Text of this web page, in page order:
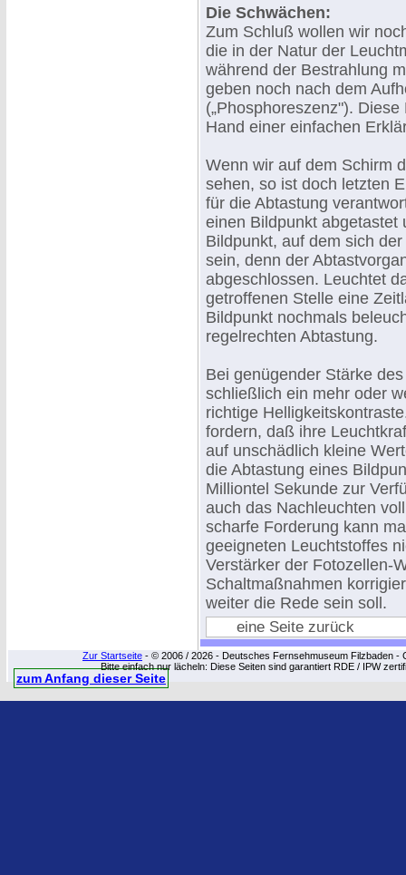
Die Schwächen:
Zum Schluß wollen wir
die in der Natur der
während der Bestrahlung
geben noch nach dem
(„Phosphoreszenz").
Hand einer einfachen
Wenn wir auf dem Schirm
sehen, so ist doch letzten
für die Abtastung
einen Bildpunkt abgetastet
Bildpunkt, auf dem sich
sein, denn der
abgeschlossen. Leuchtet
getroffenen Stelle eine
Bildpunkt nochmals
regelrechten Abtastung.
Bei genügender Stärke
schließlich ein mehr oder
richtige
fordern, daß ihre
auf unschädlich kleine
die Abtastung eines
Milliontel Sekunde zur
auch das Nachleuchten
scharfe Forderung kann
geeigneten Leuchtstoffes
Verstärker der Fotozellen-
Schaltmaßnahmen
weiter die Rede sein soll.
eine Seite zurück
Zur Startseite - © 2006 / 2026 - Deutsches Fernsehmuseum Filzbaden -
Bitte einfach nur lächeln: Diese Seiten sind garantiert RDE / IPW
zum Anfang dieser Seite